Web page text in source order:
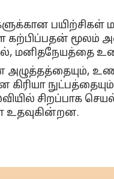
கற்பிப்பதன் மூலம்
மனிதநேயத்தை
அழுத்தத்தையும்,
கிரியா
சிறப்பாக